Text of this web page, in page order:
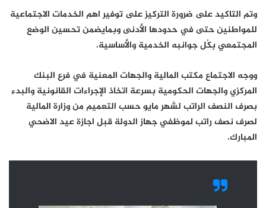
وتم التاكيد على ضرورة التركيز على توفير اهم الخدمات الاجتماعية
للمواطنين حتى في حدودها الأدنى وبمايضمن تحسين الوضع
المجتمعي بِكُل جوانبه الخدمية والأساسية.
ووجه الاجتماع مكتب المالية والجهات المعنية في فرع البنك
المركزي والجهات الحكومية بسرعة اتخاذ الإجراءات القانونية والبدء
بصرف النصف الراتب لشهر مايو حسب التعميم من وزارة المالية
لصرف نصف راتب لموظفي جهاز الدولة قبل اجازة عيد الاضحي
المبارك.